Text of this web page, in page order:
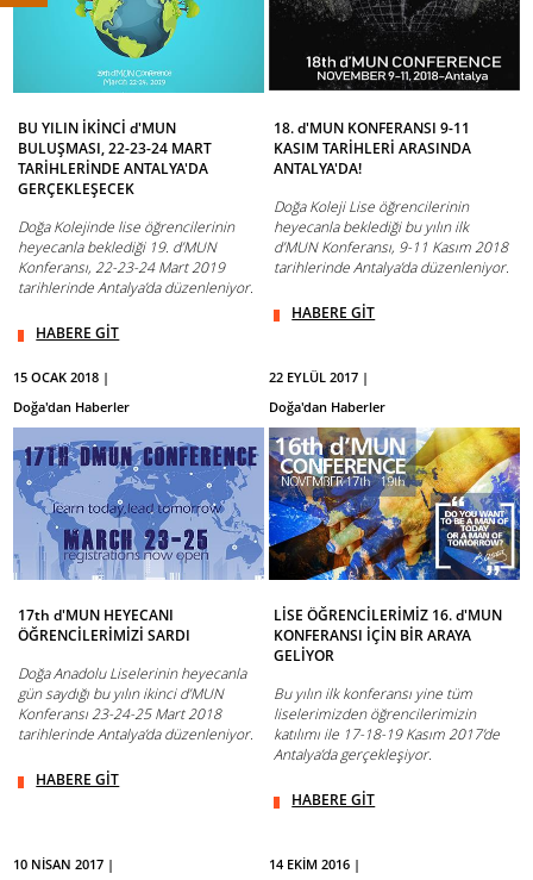
BU YILIN İKİNCİ d'MUN
BULUŞMASI, 22-23-24 MART
TARİHLERİNDE ANTALYA'DA
GERÇEKLEŞECEK
Doğa Kolejinde lise öğrencilerinin
heyecanla beklediği 19. d’MUN
Konferansı, 22-23-24 Mart 2019
tarihlerinde Antalya’da düzenleniyor.
HABERE GİT
18. d'MUN KONFERANSI 9-11
KASIM TARİHLERİ ARASINDA
ANTALYA'DA!
Doğa Koleji Lise öğrencilerinin
heyecanla beklediği bu yılın ilk
d’MUN Konferansı, 9-11 Kasım 2018
tarihlerinde Antalya’da düzenleniyor.
HABERE GİT
15 OCAK 2018 |
Doğa'dan Haberler
17th d'MUN HEYECANI
ÖĞRENCİLERİMİZİ SARDI
Doğa Anadolu Liselerinin heyecanla
gün saydığı bu yılın ikinci d’MUN
Konferansı 23-24-25 Mart 2018
tarihlerinde Antalya’da düzenleniyor.
HABERE GİT
22 EYLÜL 2017 |
Doğa'dan Haberler
LİSE ÖĞRENCİLERİMİZ 16. d'MUN
KONFERANSI İÇİN BİR ARAYA
GELİYOR
Bu yılın ilk konferansı yine tüm
liselerimizden öğrencilerimizin
katılımı ile 17-18-19 Kasım 2017’de
Antalya’da gerçekleşiyor.
HABERE GİT
10 NİSAN 2017 |
14 EKİM 2016 |